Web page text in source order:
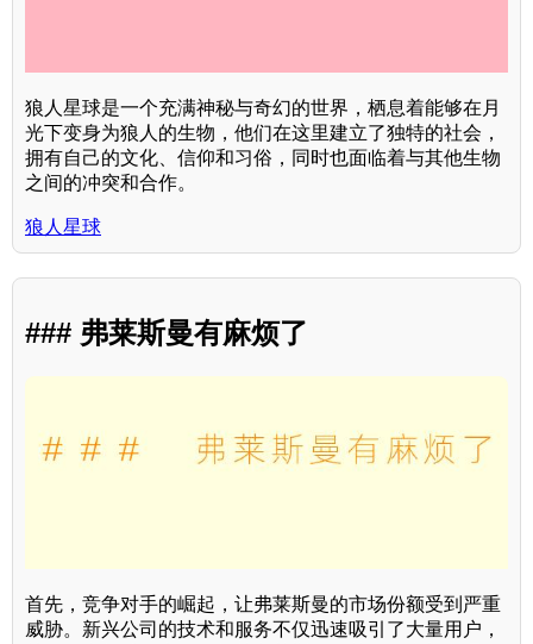
狼人星球是一个充满神秘与奇幻的世界，栖息着能够在月
光下变身为狼人的生物，他们在这里建立了独特的社会，
拥有自己的文化、信仰和习俗，同时也面临着与其他生物
之间的冲突和合作。
狼人星球
### 弗莱斯曼有麻烦了
首先，竞争对手的崛起，让弗莱斯曼的市场份额受到严重
威胁。新兴公司的技术和服务不仅迅速吸引了大量用户，